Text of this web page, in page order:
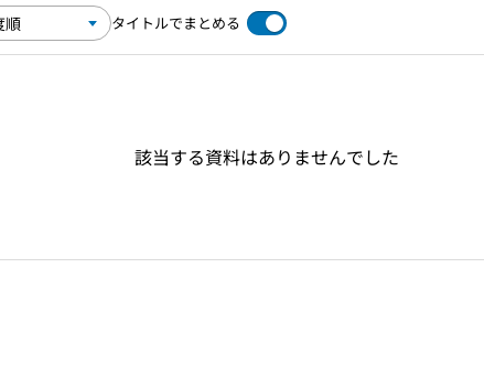
タイトルでまとめる
該当する資料はありませんでした